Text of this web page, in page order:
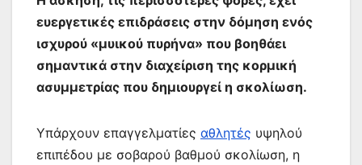
ευεργετικές επιδράσεις στην δόμηση ενός
ισχυρού «μυικού πυρήνα» που βοηθάει
σημαντικά στην διαχείριση της κορμική
ασυμμετρίας που δημιουργεί η σκολίωση.
Υπάρχουν επαγγελματίες αθλητές υψηλού
επιπέδου με σοβαρού βαθμού σκολίωση, η